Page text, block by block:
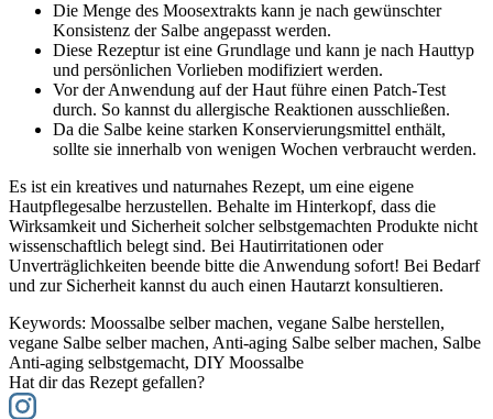
Die Menge des Moosextrakts kann je nach gewünschter
Konsistenz der Salbe angepasst werden.
Diese Rezeptur ist eine Grundlage und kann je nach Hauttyp
und persönlichen Vorlieben modifiziert werden.
Vor der Anwendung auf der Haut führe einen Patch-Test
durch. So kannst du allergische Reaktionen ausschließen.
Da die Salbe keine starken Konservierungsmittel enthält,
sollte sie innerhalb von wenigen Wochen verbraucht werden.
Es ist ein kreatives und naturnahes Rezept, um eine eigene
Hautpflegesalbe herzustellen. Behalte im Hinterkopf, dass die
Wirksamkeit und Sicherheit solcher selbstgemachten Produkte nicht
wissenschaftlich belegt sind. Bei Hautirritationen oder
Unverträglichkeiten beende bitte die Anwendung sofort! Bei Bedarf
und zur Sicherheit kannst du auch einen Hautarzt konsultieren.
Keywords: Moossalbe selber machen, vegane Salbe herstellen,
vegane Salbe selber machen, Anti-aging Salbe selber machen, Salbe
Anti-aging selbstgemacht, DIY Moossalbe
Hat dir das Rezept gefallen?